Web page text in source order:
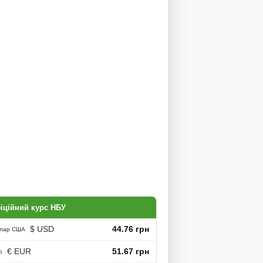
курс НБУ
США $ USD 44.76 грн
€ EUR 51.67 грн